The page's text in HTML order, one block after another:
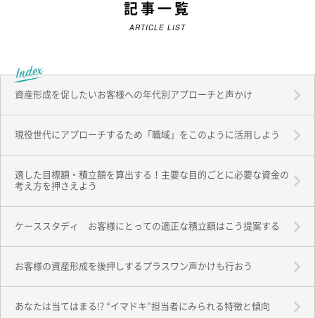
記事一覧
ARTICLE LIST
資産形成を促したいお客様への年代別アプローチと声かけ
現役世代にアプローチするため「職域」をこのように活用しよう
適した目標額・積立額を算出する！主要な目的ごとに必要な資金の
考え方を押さえよう
ケーススタディ お客様にとっての適正な積立額はこう提案する
お客様の資産形成を後押しするプラスワン声かけも行おう
あなたは当てはまる!? “イマドキ”担当者にみられる特徴と傾向